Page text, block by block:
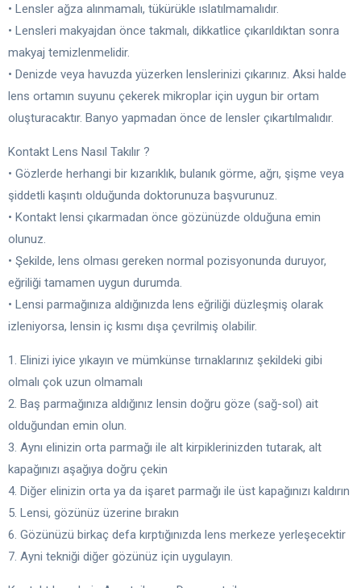
• Lensler ağza alınmamalı, tükürükle ıslatılmamalıdır.
• Lensleri makyajdan önce takmalı, dikkatlice çıkarıldıktan sonra
makyaj temizlenmelidir.
• Denizde veya havuzda yüzerken lenslerinizi çıkarınız. Aksi halde
lens ortamın suyunu çekerek mikroplar için uygun bir ortam
oluşturacaktır. Banyo yapmadan önce de lensler çıkartılmalıdır.
Kontakt Lens Nasıl Takılır ?
• Gözlerde herhangi bir kızarıklık, bulanık görme, ağrı, şişme veya
şiddetli kaşıntı olduğunda doktorunuza başvurunuz.
• Kontakt lensi çıkarmadan önce gözünüzde olduğuna emin
olunuz.
• Şekilde, lens olması gereken normal pozisyonunda duruyor,
eğriliği tamamen uygun durumda.
• Lensi parmağınıza aldığınızda lens eğriliği düzleşmiş olarak
izleniyorsa, lensin iç kısmı dışa çevrilmiş olabilir.
1. Elinizi iyice yıkayın ve mümkünse tırnaklarınız şekildeki gibi
olmalı çok uzun olmamalı
2. Baş parmağınıza aldığınız lensin doğru göze (sağ-sol) ait
olduğundan emin olun.
3. Aynı elinizin orta parmağı ile alt kirpiklerinizden tutarak, alt
kapağınızı aşağıya doğru çekin
4. Diğer elinizin orta ya da işaret parmağı ile üst kapağınızı kaldırın
5. Lensi, gözünüz üzerine bırakın
6. Gözünüzü birkaç defa kırptığınızda lens merkeze yerleşecektir
7. Ayni tekniği diğer gözünüz için uygulayın.